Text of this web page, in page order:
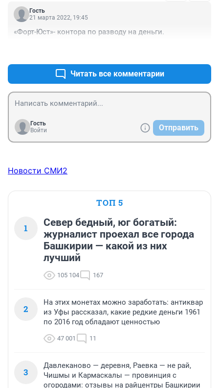
Гость
21 марта 2022, 19:45
«Форт-Юст»- контора по разводу на деньги.
Читать все комментарии
Гость
Войти
Отправить
Новости СМИ2
ТОП 5
1
Север бедный, юг богатый:
журналист проехал все города
Башкирии — какой из них
лучший
105 104 167
2
На этих монетах можно заработать: антиквар
из Уфы рассказал, какие редкие деньги 1961
по 2016 год обладают ценностью
47 001 11
3
Давлеканово — деревня, Раевка — не рай,
Чишмы и Кармаскалы — провинция с
огородами: отзывы на райцентры Башкирии